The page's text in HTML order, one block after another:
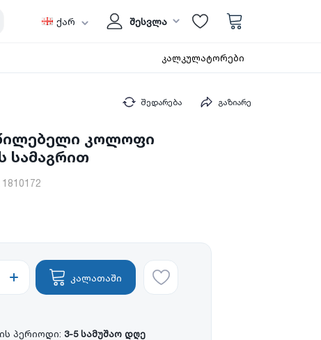
ქარ შესვლა
კალკულატორები
შედარება გაზიარე
კოლოფი
სამაგრით
1810172
კალათაში
პერიოდი: 3-5 სამუშაო დღე